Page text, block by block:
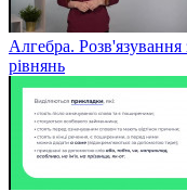
Алгебра.
рівнянь